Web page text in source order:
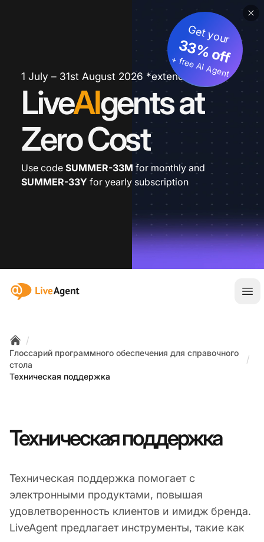
1 July – 31st August 2026 *extended
LiveAIgents at
Zero Cost
Get your
33% off
+ free AI Agent
Use code SUMMER-33M for monthly and
SUMMER-33Y for yearly subscription
:site.title
Home
/
Глоссарий программного обеспечения для справочного
стола
/
Техническая поддержка
Техническая поддержка
Техническая поддержка помогает с
электронными продуктами, повышая
удовлетворенность клиентов и имидж бренда.
LiveAgent предлагает инструменты, такие как